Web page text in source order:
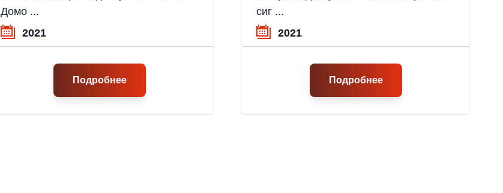
Домо ...
2021
Подробнее
сиг ...
2021
Подробнее